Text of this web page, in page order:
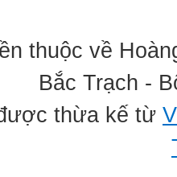
thuộc về
Bắc Trạch -
thừa kế từ